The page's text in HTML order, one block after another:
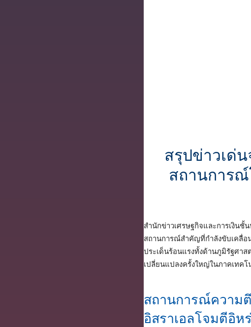
สรุปข่าวเด่น
สถานการ
สำนักข่าวเศรษฐกิจและการเงิ
สถานการณ์สำคัญที่กำลังขับเคลื่
ประเด็นร้อนแรงทั้งด้านภูมิรัฐ
เปลี่ยนแปลงครั้งใหญ่ในภาคเทคโ
สถานการณ์ความ
อิสราเอลโจมตีอิห